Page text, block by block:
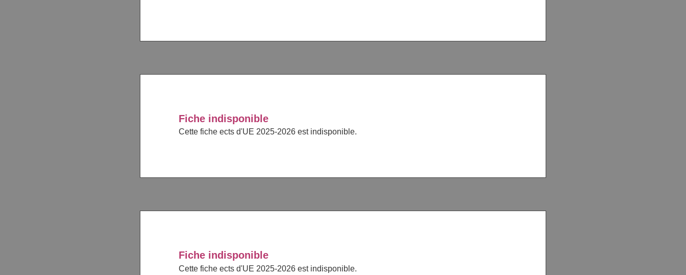
Fiche indisponible
Cette fiche ects d'UE 2025-2026 est indisponible.
Fiche indisponible
Cette fiche ects d'UE 2025-2026 est indisponible.